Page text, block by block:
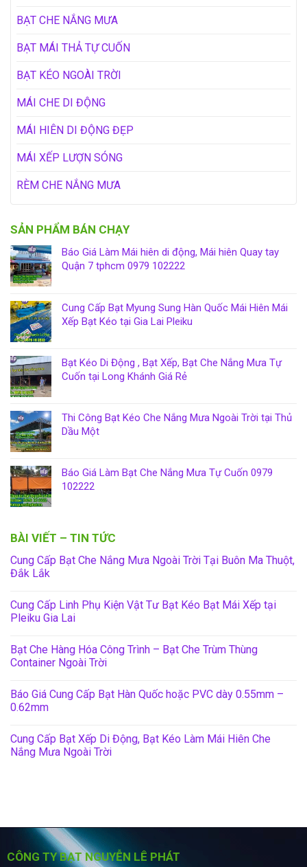
BẠT CHE NẮNG MƯA
BẠT MÁI THẢ TỰ CUỐN
BẠT KÉO NGOÀI TRỜI
MÁI CHE DI ĐỘNG
MÁI HIÊN DI ĐỘNG ĐẸP
MÁI XẾP LƯỢN SÓNG
RÈM CHE NẮNG MƯA
SẢN PHẨM BÁN CHẠY
Báo Giá Làm Mái hiên di động, Mái hiên Quay tay
Quận 7 tphcm 0979 102222
Cung Cấp Bạt Myung Sung Hàn Quốc Mái Hiên Mái
Xếp Bạt Kéo tại Gia Lai Pleiku
Bạt Kéo Di Động , Bạt Xếp, Bạt Che Nắng Mưa Tự
Cuốn tại Long Khánh Giá Rẻ
Thi Công Bạt Kéo Che Nắng Mưa Ngoài Trời tại Thủ
Dầu Một
Báo Giá Làm Bạt Che Nắng Mưa Tự Cuốn 0979
102222
BÀI VIẾT – TIN TỨC
Cung Cấp Bạt Che Nắng Mưa Ngoài Trời Tại Buôn Ma Thuột,
Đắk Lắk
Cung Cấp Linh Phụ Kiện Vật Tư Bạt Kéo Bạt Mái Xếp tại
Pleiku Gia Lai
Bạt Che Hàng Hóa Công Trình – Bạt Che Trùm Thùng
Container Ngoài Trời
Báo Giá Cung Cấp Bạt Hàn Quốc hoặc PVC dày 0.55mm –
0.62mm
Cung Cấp Bạt Xếp Di Động, Bạt Kéo Làm Mái Hiên Che
Nắng Mưa Ngoài Trời
CÔNG TY BẠT NGUYỄN LÊ PHÁT